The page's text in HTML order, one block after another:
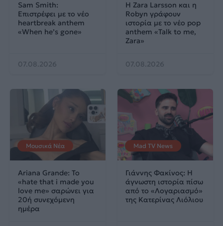
Sam Smith:
Επιστρέφει με το νέο
heartbreak anthem
«When he’s gone»
07.08.2026
Η Zara Larsson και η
Robyn γράφουν
ιστορία με το νέο pop
anthem «Talk to me,
Zara»
07.08.2026
Μουσικά Νέα
Ariana Grande: Το
«hate that i made you
love me» σαρώνει για
20ή συνεχόμενη
ημέρα
Mad TV News
Γιάννης Φακίνος: Η
άγνωστη ιστορία πίσω
από το «Λογαριασμό»
της Κατερίνας Λιόλιου